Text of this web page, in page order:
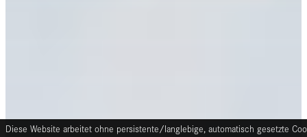
Diese Website arbeitet ohne persistente/langlebige, automatisch gesetzte